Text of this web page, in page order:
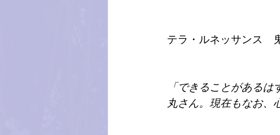
テラ・ルネッサンス　
「できることがある
丸さん。現在もなお、